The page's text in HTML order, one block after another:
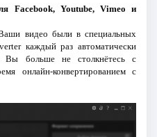
Facebook, Youtube, Vimeo и
видео были в специальных
каждый раз автоматически
Вы больше не столкнётесь с
онлайн-конвертированием с